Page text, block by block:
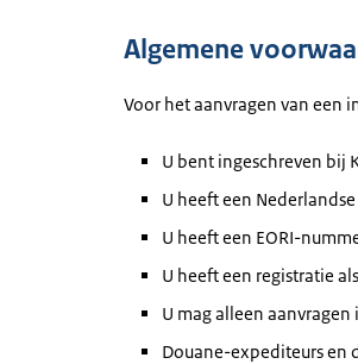
Algemene
Voor het aanvragen van een
U bent ingeschreven bij
U heeft een
U heeft een EORI-
U heeft een registratie
U mag alleen
Douane-expediteurs en